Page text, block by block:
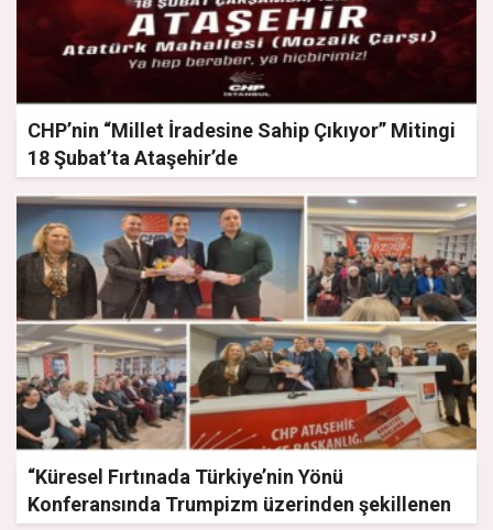
CHP’nin “Millet İradesine Sahip Çıkıyor” Mitingi
18 Şubat’ta Ataşehir’de
“Küresel Fırtınada Türkiye’nin Yönü
Konferansında Trumpizm üzerinden şekillenen